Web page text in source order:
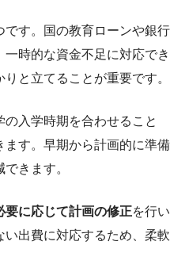
です。国の教育ローンや銀行
時的な資金不足に対応でき
と立てることが重要です。
入学時期を合わせること
す。早期から計画的に準備
きます。
要に応じて計画の修正を行い
い出費に対応するため、柔軟